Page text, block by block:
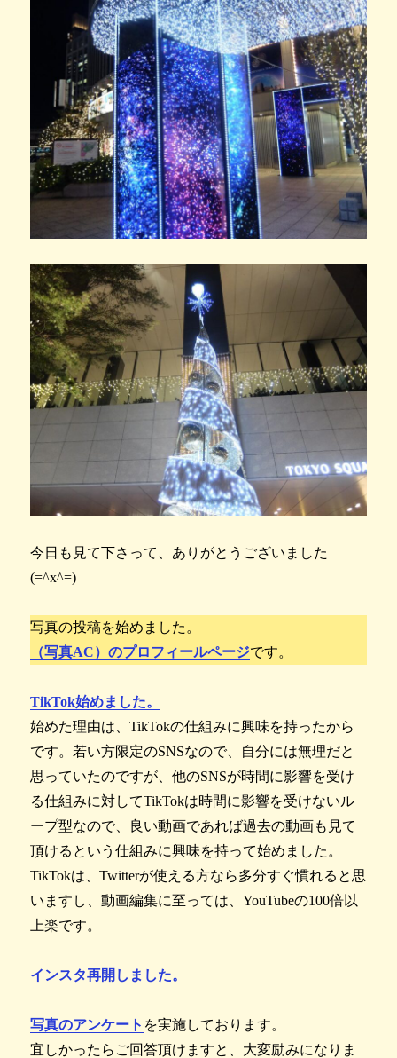
今日も見て下さって、ありがとうございました
(=^x^=)
写真の投稿を始めました。
（写真AC）のプロフィールページです。
TikTok始めました。
始めた理由は、TikTokの仕組みに興味を持ったから
です。若い方限定のSNSなので、自分には無理だと
思っていたのですが、他のSNSが時間に影響を受け
る仕組みに対してTikTokは時間に影響を受けないル
ープ型なので、良い動画であれば過去の動画も見て
頂けるという仕組みに興味を持って始めました。
TikTokは、Twitterが使える方なら多分すぐ慣れると思
いますし、動画編集に至っては、YouTubeの100倍以
上楽です。
インスタ再開しました。
写真のアンケート を実施しております。
宜しかったらご回答頂けますと、大変励みになりま